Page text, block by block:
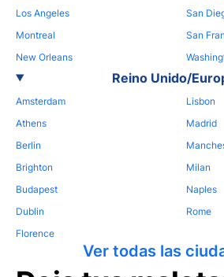
Los Angeles
Montreal
New Orleans
San
San
Reino Unido/
Amsterdam
Athens
Berlin
Brighton
Budapest
Dublin
Florence
Lisbon
Madrid
Milan
Naples
Rome
Ver todas las